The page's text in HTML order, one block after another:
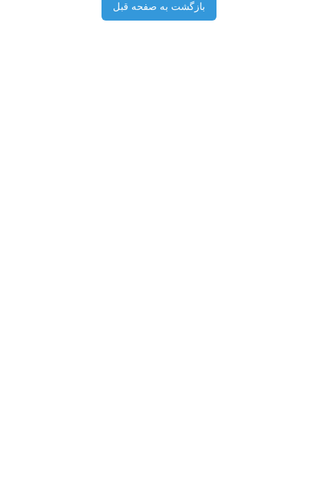
بازگشت به صفحه قبل